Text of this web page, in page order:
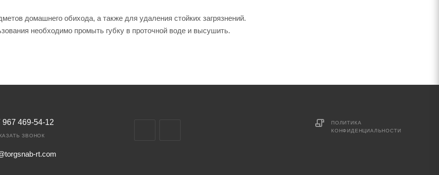
домашнего обихода, а также для удаления стойких загрязнений.
необходимо промыть губку в проточной воде и высушить.
967 469-54-12
ЗВОНОК
rt.com
ПОЛИТИКА
КОНФИДЕНЦИАЛЬНОСТИ